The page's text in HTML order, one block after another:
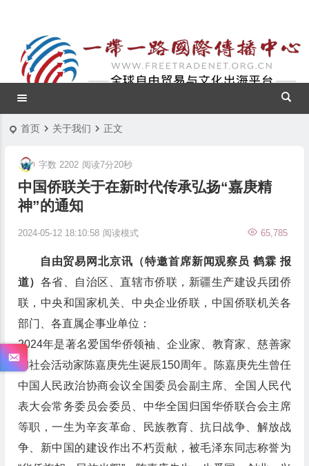
首页 关于我们 正文
中国侨联关于在新时代传承弘扬“嘉庚精
神”的通知
2024-05-12 18:10:58 65,785
字数 2202 阅读7分20秒
阅读模式
自由贸易网北京讯（特邀首席新闻观察员 鹤霖 报
道） 各省、自治区、直辖市侨联，新疆生产建设兵团侨
联，中央和国家机关、中央企业侨联，中国侨联机关各
部门、各直属企事业单位：
2024年是著名爱国华侨领袖、企业家、教育家、慈善家
和社会活动家陈嘉庚先生诞辰150周年。陈嘉庚先生曾任
中国人民政治协商会议全国委员会副主席、全国人民代
表大会常务委员会委员、中华全国归国华侨联合会主席
等职，一生为辛亥革命、民族教育、抗日战争、解放战
争、新中国的建设作出不朽贡献，被毛泽东同志称誉为